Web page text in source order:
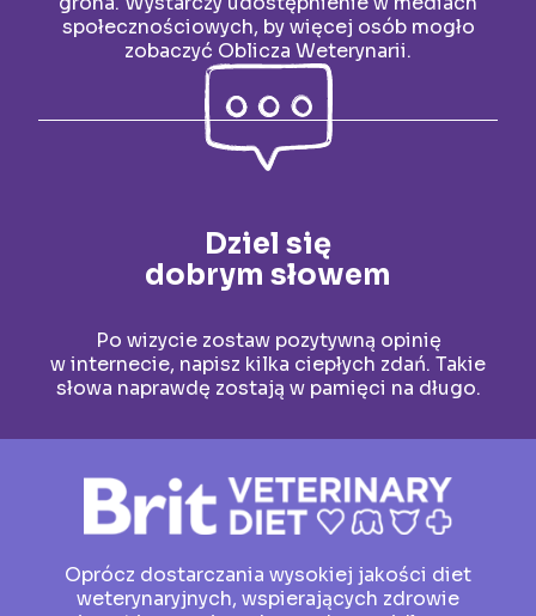
społecznościowych, by więcej osób mogło
zobaczyć Oblicza Weterynarii.
Dziel się
dobrym słowem
Po wizycie zostaw pozytywną opinię
w internecie, napisz kilka ciepłych zdań. Takie
słowa naprawdę zostają w pamięci na długo.
Oprócz dostarczania wysokiej jakości diet
weterynaryjnych, wspierających zdrowie